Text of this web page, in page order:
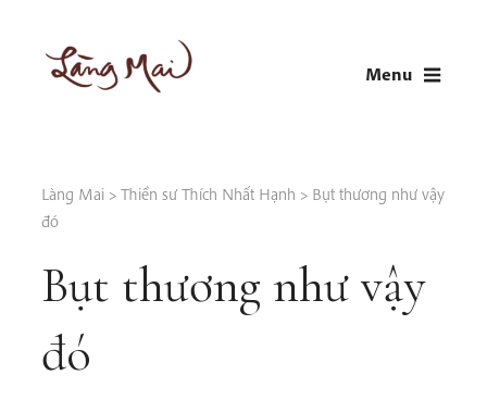
content
Menu
Làng Mai > Thiền sư Thích Nhất Hạnh > Bụt thương như vậy
đó
Bụt thương như vậy
đó